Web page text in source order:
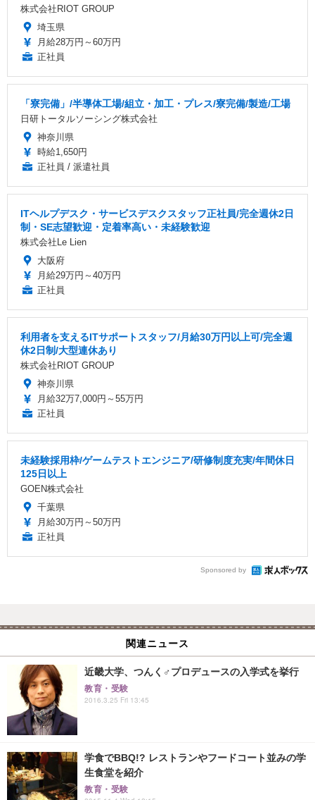
株式会社RIOT GROUP
埼玉県
月給28万円～60万円
正社員
「寮完備」/半導体工場/組立・加工・プレス/寮完備/製造/工場
日研トータルソーシング株式会社
神奈川県
時給1,650円
正社員 / 派遣社員
ITヘルプデスク・サービスデスクスタッフ正社員/完全週休2日
制・SE志望歓迎・定着率高い・未経験歓迎
株式会社Le Lien
大阪府
月給29万円～40万円
正社員
利用者を支えるITサポートスタッフ/月給30万円以上可/完全週
休2日制/大型連休あり
株式会社RIOT GROUP
神奈川県
月給32万7,000円～55万円
正社員
未経験採用枠/ゲームテストエンジニア/研修制度充実/年間休日
125日以上
GOEN株式会社
千葉県
月給30万円～50万円
正社員
Sponsored by
関連ニュース
近畿大学、つんく♂プロデュースの入学式を挙行
教育・受験
2016.3.25 Fri 13:45
学食でBBQ!? レストランやフードコート並みの学
生食堂を紹介
教育・受験